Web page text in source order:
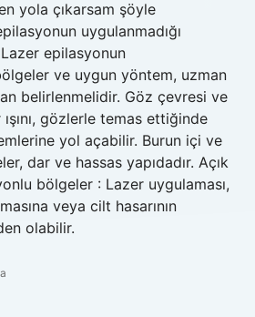
yola çıkarsam şöyle
uygulanmadığı
epilasyonun
ve uygun yöntem, uzman
belirlenmelidir. Göz çevresi ve
gözlerle temas ettiğinde
yol açabilir. Burun içi ve
dar ve hassas yapıdadır. Açık
bölgeler : Lazer uygulaması,
veya cilt hasarının
olabilir.